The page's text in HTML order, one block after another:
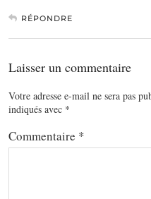
RÉPONDRE
Laisser un commentaire
Votre adresse e-mail ne sera pas
indiqués avec *
Commentaire *